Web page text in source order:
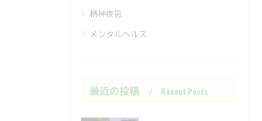
精神疾患
メンタルヘルス
最近の投稿 Recent Posts